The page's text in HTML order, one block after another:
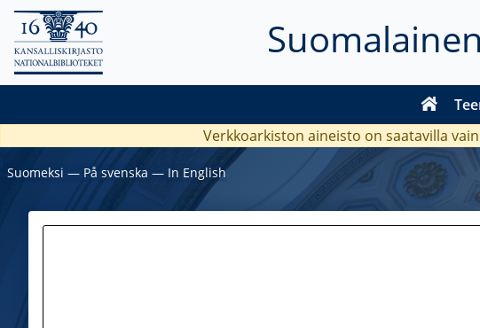
Verkkoarkiston aineisto on saatavilla
Suomeksi ― På svenska ― In English